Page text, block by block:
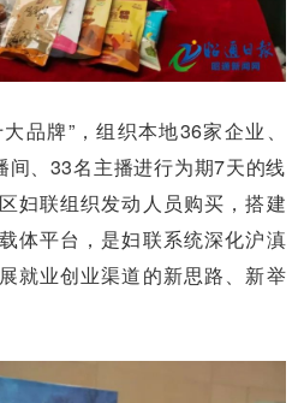
品牌”，组织本地36家企业、
、33名主播进行为期7天的线
妇联组织发动人员购买，搭建
体平台，是妇联系统深化沪滇
就业创业渠道的新思路、新举